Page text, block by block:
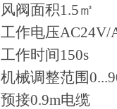
风阀面积1.5㎡
工作电压AC24V/
工作时间150s
机械调整范围
预接0.9m电缆